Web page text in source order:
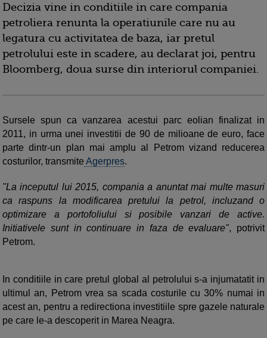
Decizia vine in conditiile in care compania
petroliera renunta la operatiunile care nu au
legatura cu activitatea de baza, iar pretul
petrolului este in scadere, au declarat joi, pentru
Bloomberg, doua surse din interiorul companiei.
Sursele spun ca vanzarea acestui parc eolian finalizat in
2011, in urma unei investitii de 90 de milioane de euro, face
parte dintr-un plan mai amplu al Petrom vizand reducerea
costurilor, transmite Agerpres.
"La inceputul lui 2015, compania a anuntat mai multe masuri
ca raspuns la modificarea pretului la petrol, incluzand o
optimizare a portofoliului si posibile vanzari de active.
Initiativele sunt in continuare in faza de evaluare", potrivit
Petrom.
In conditiile in care pretul global al petrolului s-a injumatatit in
ultimul an, Petrom vrea sa scada costurile cu 30% numai in
acest an, pentru a redirectiona investitiile spre gazele naturale
pe care le-a descoperit in Marea Neagra.